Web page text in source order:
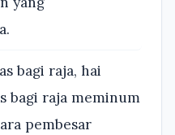
bagi raja, hai
bagi raja meminum
pembesar